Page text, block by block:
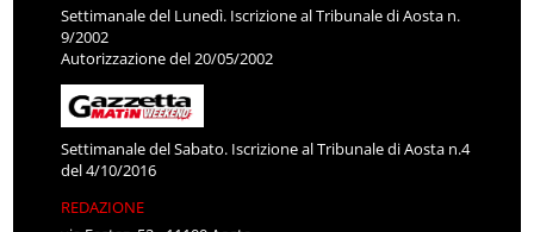
Settimanale del Lunedì. Iscrizione al Tribunale di Aosta n.
9/2002
Autorizzazione del 20/05/2002
Settimanale del Sabato. Iscrizione al Tribunale di Aosta n.4
del 4/10/2016
REDAZIONE